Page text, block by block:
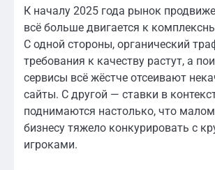
К началу 2025 года рынок
всё больше двигается к
С одной стороны, органический
требования к качеству растут, а
сервисы всё жёстче отсеивают
сайты. С другой — ставки в
поднимаются настолько, что
бизнесу тяжело конкурировать с
игроками.